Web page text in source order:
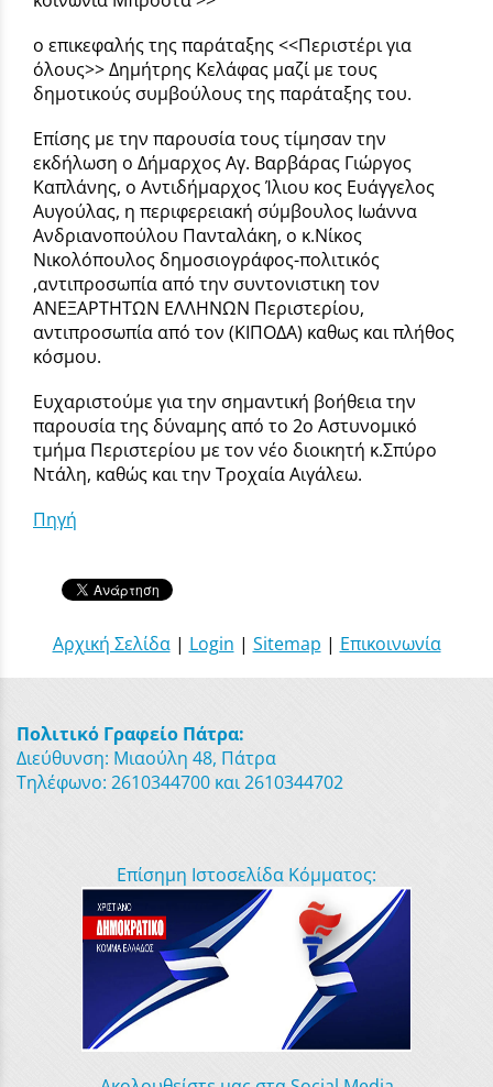
ο επικεφαλής της παράταξης <<Περιστέρι για
όλους>> Δημήτρης Κελάφας μαζί με τους
δημοτικούς συμβούλους της παράταξης του.
Επίσης με την παρουσία τους τίμησαν την
εκδήλωση ο Δήμαρχος Αγ. Βαρβάρας Γιώργος
Καπλάνης, ο Αντιδήμαρχος Ίλιου κος Ευάγγελος
Αυγούλας, η περιφερειακή σύμβουλος Ιωάννα
Ανδριανοπούλου Πανταλάκη, ο κ.Νίκος
Νικολόπουλος δημοσιογράφος-πολιτικός
,αντιπροσωπία από την συντονιστικη τον
ΑΝΕΞΑΡΤΗΤΩΝ ΕΛΛΗΝΩΝ Περιστερίου,
αντιπροσωπία από τον (ΚΙΠΟΔΑ) καθως και πλήθος
κόσμου.
Ευχαριστούμε για την σημαντική βοήθεια την
παρουσία της δύναμης από το 2ο Αστυνομικό
τμήμα Περιστερίου με τον νέο διοικητή κ.Σπύρο
Ντάλη, καθώς και την Τροχαία Αιγάλεω.
Πηγή
Αρχική Σελίδα| Login | Sitemap | Επικοινωνία
Πολιτικό Γραφείο Πάτρα:
Διεύθυνση: Μιαούλη 48, Πάτρα
Τηλέφωνο: 2610344700 και 2610344702
Επίσημη Ιστοσελίδα Κόμματος: